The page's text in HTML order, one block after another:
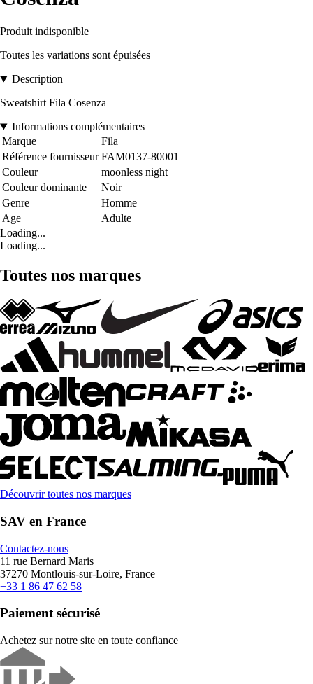
Produit indisponible
Toutes les variations sont épuisées
Description
Sweatshirt Fila Cosenza
Informations complémentaires
Marque
Fila
Référence fournisseur FAM0137-80001
Couleur
moonless night
Couleur dominante
Noir
Genre
Homme
Age
Adulte
Loading...
Loading...
Toutes nos marques
Découvrir toutes nos marques
SAV en France
Contactez-nous
11 rue Bernard Maris
37270 Montlouis-sur-Loire, France
+33 1 86 47 62 58
Paiement sécurisé
Achetez sur notre site en toute confiance